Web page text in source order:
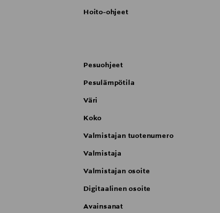
Hoito-ohjeet
Pesuohjeet
Pesulämpötila
Väri
Koko
Valmistajan tuotenumero
Valmistaja
Valmistajan osoite
Digitaalinen osoite
Avainsanat